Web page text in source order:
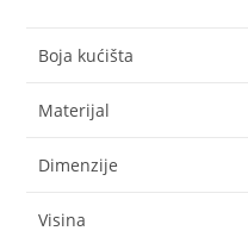
Boja kućišta
Materijal
Dimenzije
Visina